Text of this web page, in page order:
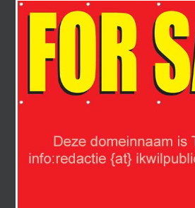
Jutta Leerdam, een van de beste
Nederland, vormt sinds een aantal